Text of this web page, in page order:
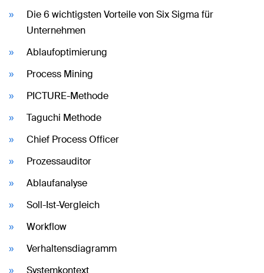
Die 6 wichtigsten Vorteile von Six Sigma für
Unternehmen
Ablaufoptimierung
Process Mining
PICTURE-Methode
Taguchi Methode
Chief Process Officer
Prozessauditor
Ablaufanalyse
Soll-Ist-Vergleich
Workflow
Verhaltensdiagramm
Systemkontext